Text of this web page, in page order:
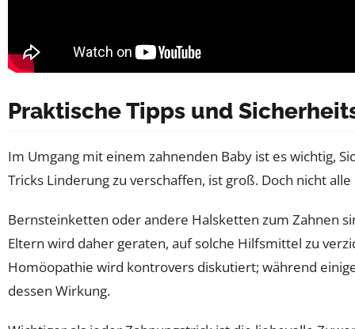
Praktische Tipps und
Im Umgang mit einem zahnenden Baby ist es wichtig,
Tricks Linderung zu verschaffen, ist groß. Doch nicht
Bernsteinketten oder andere Halsketten zum Zahnen
Eltern wird daher geraten, auf solche Hilfsmittel zu
Homöopathie wird kontrovers diskutiert; während
dessen Wirkung.